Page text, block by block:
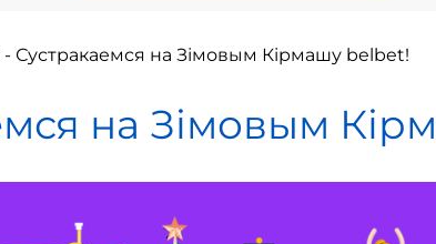
- Сустракаемся на Зімовым Кірмашу belbet!
на Зімовым